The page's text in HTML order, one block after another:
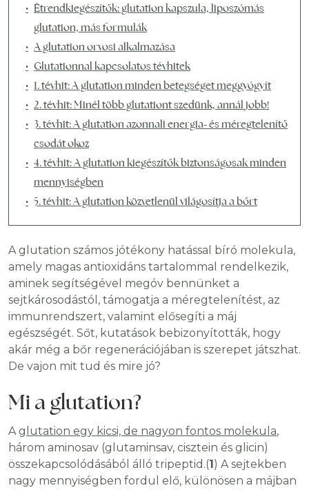
Étrendkiegészítők: glutation kapszula, liposzómás
glutation, más formulák
A glutation orvosi alkalmazása
Glutationnal kapcsolatos tévhitek
1. tévhit: A glutation minden betegséget meggyógyít
2. tévhit: Minél több glutationt szedünk, annál jobb!
3. tévhit: A glutation azonnali energia- és méregtelenítő
csodát okoz
4. tévhit: A glutation kiegészítők biztonságosak minden
mennyiségben
5. tévhit: A glutation közvetlenül világosítja a bőrt
A glutation számos jótékony hatással bíró molekula,
amely magas antioxidáns tartalommal rendelkezik,
aminek segítségével megóv bennünket a
sejtkárosodástól, támogatja a méregtelenítést, az
immunrendszert, valamint elősegíti a máj
egészségét. Sőt, kutatások bebizonyították, hogy
akár még a bőr regenerációjában is szerepet játszhat.
De vajon mit tud és mire jó?
Mi a glutation?
Aglutation egy kicsi, de nagyon fontos molekula,
három aminosav (glutaminsav, cisztein és glicin)
összekapcsolódásából álló tripeptid.(1) A sejtekben
nagy mennyiségben fordul elő, különösen a májban